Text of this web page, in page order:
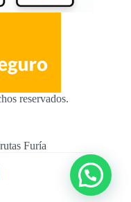
reservados.
Furía